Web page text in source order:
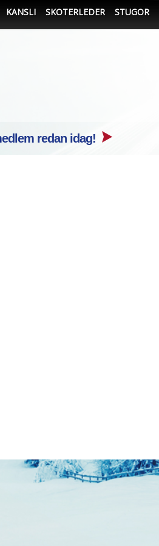
KANSLI SKOTERLEDER STUGOR
redan idag!